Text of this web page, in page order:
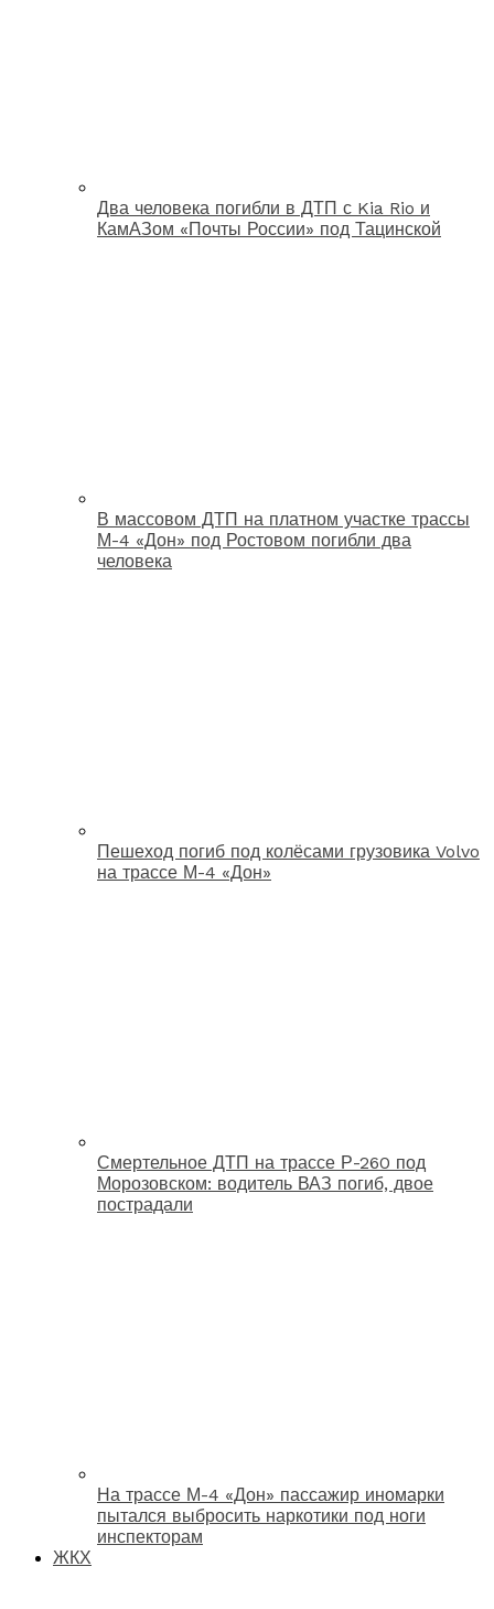
Два человека погибли в ДТП с Kia Rio и
КамАЗом «Почты России» под Тацинской
В массовом ДТП на платном участке трассы
М-4 «Дон» под Ростовом погибли два
человека
Пешеход погиб под колёсами грузовика Volvo
на трассе М-4 «Дон»
Смертельное ДТП на трассе Р-260 под
Морозовском: водитель ВАЗ погиб, двое
пострадали
На трассе М-4 «Дон» пассажир иномарки
пытался выбросить наркотики под ноги
инспекторам
ЖКХ